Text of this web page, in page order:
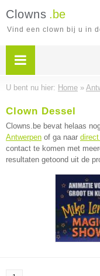
Clowns .be
Vind een clown bij u in
U bent nu hier: Home »
Clown Dessel
Clowns.be bevat helaas
Antwerpen of ga naar
contact te komen met
resultaten getoond uit de